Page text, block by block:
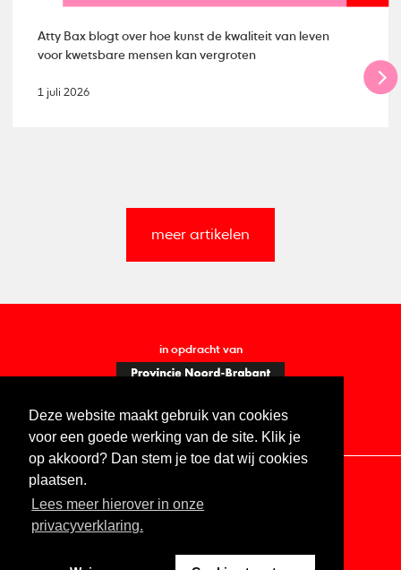
Deze website maakt gebruik van cookies
voor een goede werking van de site. Klik je
op akkoord? Dan stem je toe dat wij cookies
plaatsen.
Lees meer hierover in onze
privacyverklaring.
Atty Bax blogt over hoe kunst de kwaliteit van leven
voor kwetsbare mensen kan vergroten
1 juli 2026
meer artikelen
in opdracht van
Contact Vacatures ANBI
Digitale toegankelijkheid